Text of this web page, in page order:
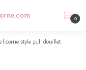
0
licorne style pull douillet